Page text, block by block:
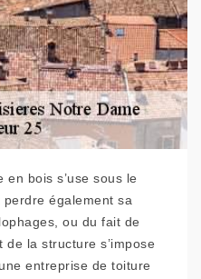
bois s’use sous le
également sa
ou du fait de
de la structure s’impose
entreprise de toiture